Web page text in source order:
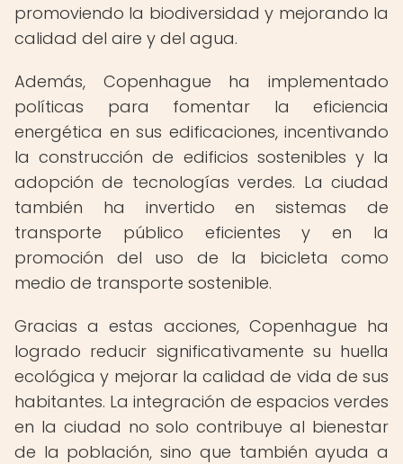
promoviendo la biodiversidad y mejorando la
calidad del aire y del agua.
Además, Copenhague ha implementado
políticas para fomentar la eficiencia
energética en sus edificaciones, incentivando
la construcción de edificios sostenibles y la
adopción de tecnologías verdes. La ciudad
también ha invertido en sistemas de
transporte público eficientes y en la
promoción del uso de la bicicleta como
medio de transporte sostenible.
Gracias a estas acciones, Copenhague ha
logrado reducir significativamente su huella
ecológica y mejorar la calidad de vida de sus
habitantes. La integración de espacios verdes
en la ciudad no solo contribuye al bienestar
de la población, sino que también ayuda a